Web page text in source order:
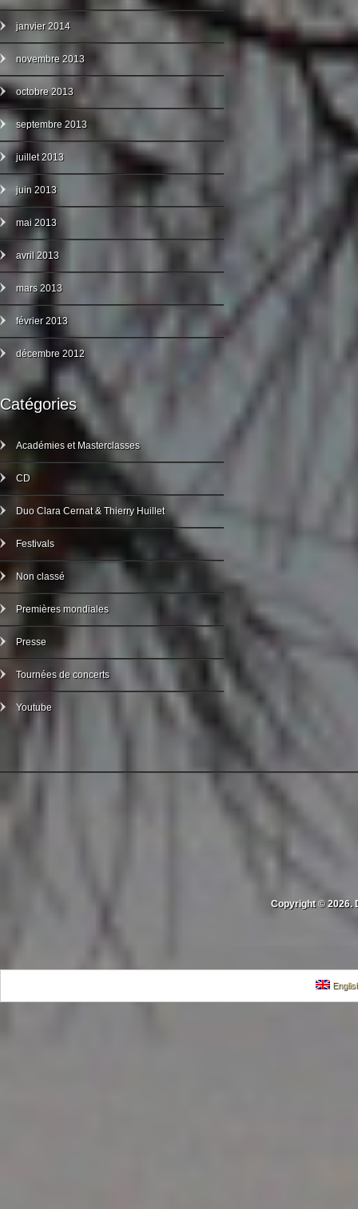
janvier 2014
novembre 2013
octobre 2013
septembre 2013
juillet 2013
juin 2013
mai 2013
avril 2013
mars 2013
février 2013
décembre 2012
Catégories
Académies et Masterclasses
CD
Duo Clara Cernat & Thierry Huillet
Festivals
Non classé
Premières mondiales
Presse
Tournées de concerts
Youtube
Copyright © 2026.